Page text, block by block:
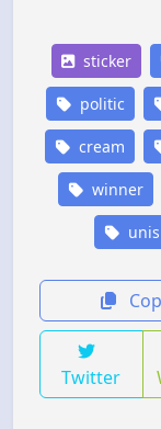
sticker
politic
cream
winner
unis
Twitter